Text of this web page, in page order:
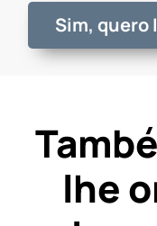
Sim, quero
lhe